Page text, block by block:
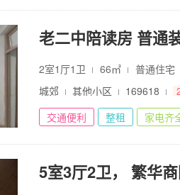
老二中陪读房 普通
2室1厅1卫 66㎡
普通住宅
城郊
其他小区 169618
交通便利
整租 家电齐
5室3厅2卫， 繁华